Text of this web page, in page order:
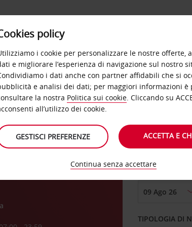
OFFERTE
Scegli una
DAL GIORNO
TIPOLOGIA DI
policy
i cookie per personalizzare le nostre offerte,
e migliorare l’esperienza di navigazione sul nostro
i dati anche con partner affidabili che si
e analisi dei dati; per maggiori informazioni è
la nostra Politica sui cookie. Cliccando su
all’utilizzo dei cookie.
GESTISCI PREFERENZE ACCETTA E
Continua senza accettare